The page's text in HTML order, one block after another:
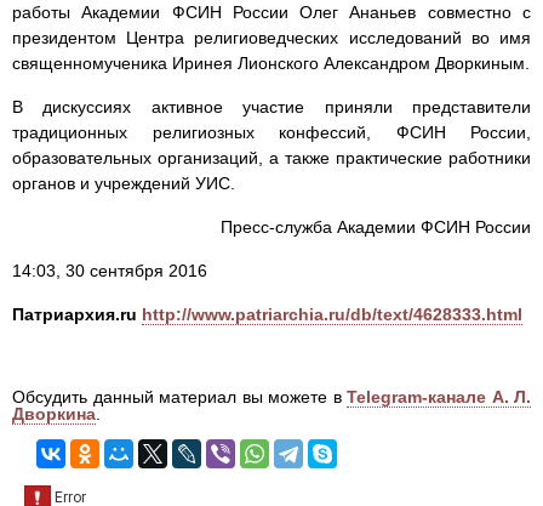
работы Академии ФСИН России Олег Ананьев совместно с
президентом Центра религиоведческих исследований во имя
священномученика Иринея Лионского Александром Дворкиным.
В дискуссиях активное участие приняли представители
традиционных религиозных конфессий, ФСИН России,
образовательных организаций, а также практические работники
органов и учреждений УИС.
Пресс-служба Академии ФСИН России
14:03, 30 сентября 2016
Патриархия.ru http://www.patriarchia.ru/db/text/4628333.html
Обсудить данный материал вы можете в Telegram-канале А. Л.
Дворкина